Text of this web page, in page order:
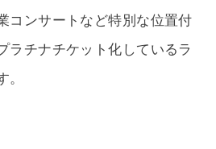
コンサートなど特別な位置付
ラチナチケット化しているラ